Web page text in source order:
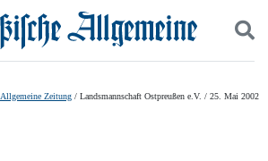
Politik
Zeitung / Landsmannschaft Ostpreußen e.V. / 25. Mai 2002